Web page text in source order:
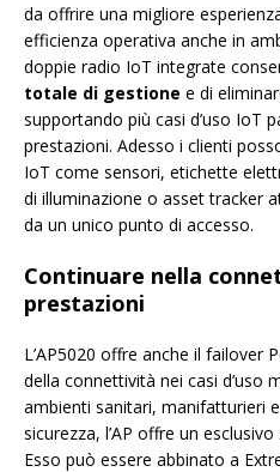
da offrire una migliore
efficienza operativa anche in
doppie radio IoT integrate
totale di gestione e di
supportando più casi d’uso IoT
prestazioni. Adesso i clienti
IoT come sensori, etichette
di illuminazione o asset tracker
da un unico punto di accesso.
Continuare nella
prestazioni
L’AP5020 offre anche il failover
della connettività nei casi d’uso
ambienti sanitari, manifatturieri
sicurezza, l’AP offre un
Esso può essere abbinato a